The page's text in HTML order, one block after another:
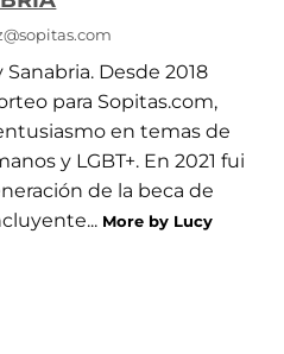
Sanabria. Desde 2018
para Sopitas.com,
en temas de
y LGBT+. En 2021 fui
de la beca de
More by Lucy